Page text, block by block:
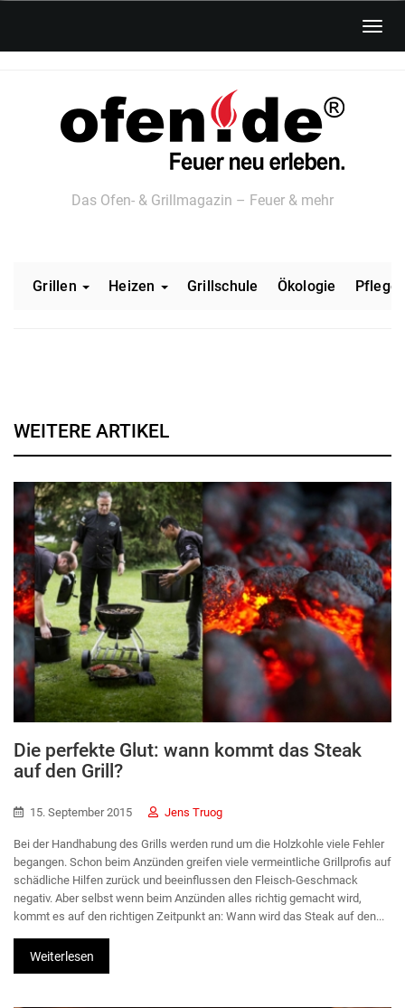
main
Das Ofen- & Grillmagazin – Feuer & mehr
Grillen Heizen Grillschule Ökologie Pflege
WEITERE ARTIKEL
Die perfekte Glut: wann kommt das Steak
auf den Grill?
15. September 2015 Jens Truog
Bei der Handhabung des Grills werden rund um die Holzkohle viele Fehler
begangen. Schon beim Anzünden greifen viele vermeintliche Grillprofis auf
schädliche Hilfen zurück und beeinflussen den Fleisch-Geschmack
negativ. Aber selbst wenn beim Anzünden alles richtig gemacht wird,
kommt es auf den richtigen Zeitpunkt an: Wann wird das Steak auf den...
Weiterlesen